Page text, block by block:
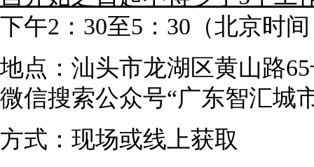
下午2：30至5：30（北京时
地点：汕头市龙湖区黄山路
微信搜索公众号“广东智汇城
方式：现场或线上获取